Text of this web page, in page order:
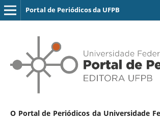
Portal de Periódicos da UFPB
O Portal de Periódicos da Universidade